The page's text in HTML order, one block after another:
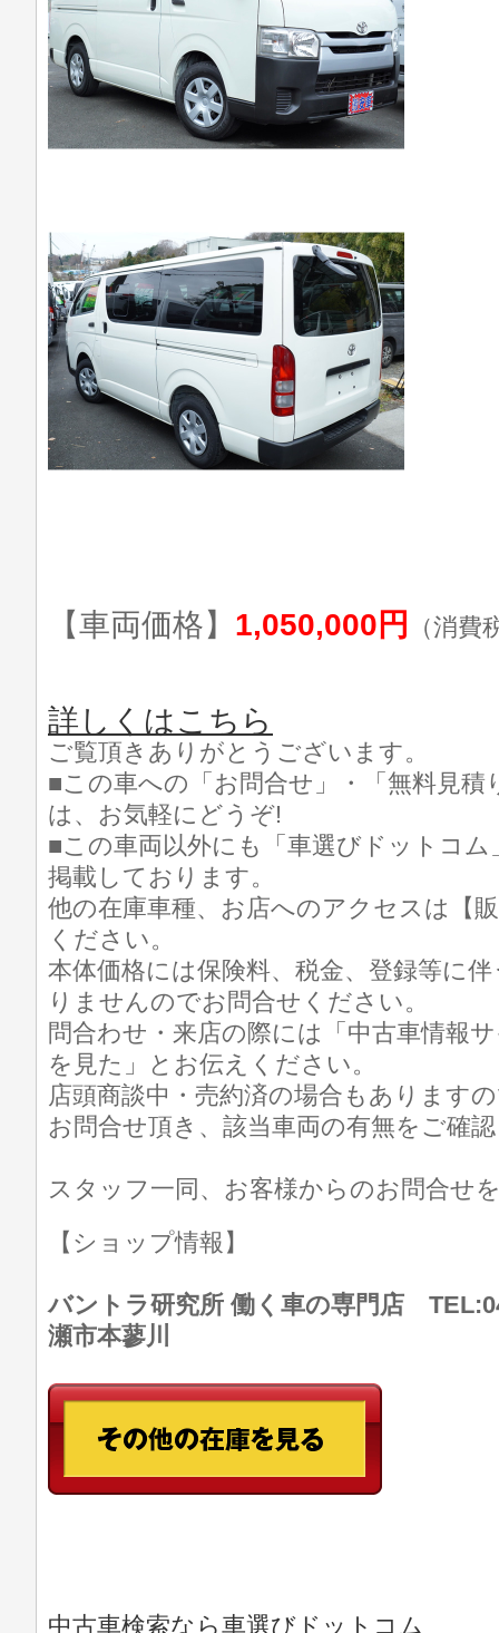
【車両価格】 1,050,000円 （消費
詳しくはこちら
ご覧頂きありがとうございます。
■この車への「お問合せ」・「無料見積
は、お気軽にどうぞ!
■この車両以外にも「車選びドットコ
掲載しております。
他の在庫車種、お店へのアクセスは【
ください。
本体価格には保険料、税金、登録等に
りませんのでお問合せください。
問合わせ・来店の際には「中古車情報
を見た」とお伝えください。
店頭商談中・売約済の場合もあります
お問合せ頂き、該当車両の有無をご確
スタッフ一同、お客様からのお問合せ
【ショップ情報】
バントラ研究所 働く車の専門店
瀬市本蓼川
中古車検索なら車選びドットコム